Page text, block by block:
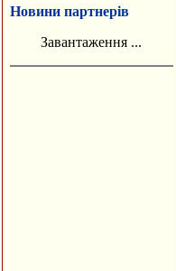
Новини партнерів
Завантаження ...